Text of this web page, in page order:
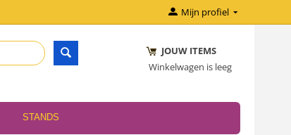
Mijn profiel
JOUW ITEMS
Winkelwagen is leeg
STANDS